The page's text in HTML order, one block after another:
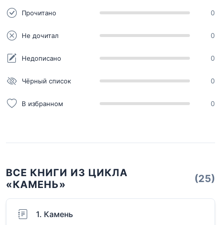
Прочитано 0
Не дочитал 0
Недописано 0
Чёрный список 0
В избранном 0
ВСЕ КНИГИ ИЗ ЦИКЛА
«КАМЕНЬ»
(25)
1. Камень